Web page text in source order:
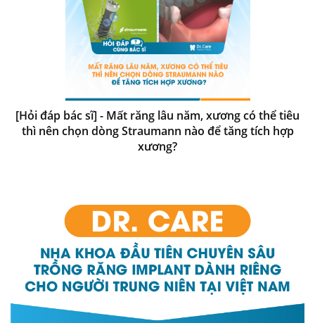
[Hỏi đáp bác sĩ] - Mất răng lâu năm, xương có thể tiêu
thì nên chọn dòng Straumann nào để tăng tích hợp
xương?